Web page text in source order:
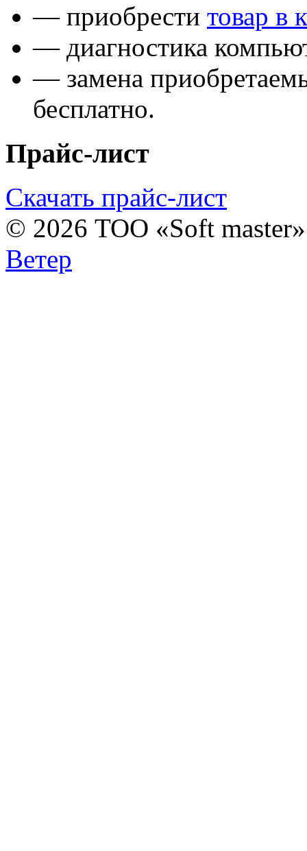
— приобрести товар в
— диагностика
— замена
бесплатно.
Прайс-лист
Скачать прайс-лист
© 2026 ТОО «Soft
Ветер